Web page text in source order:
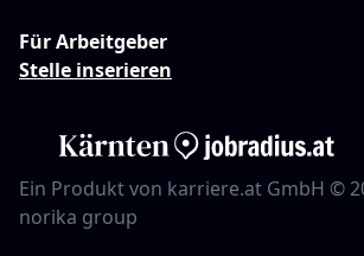
Für Arbeitgeber
Stelle inserieren
Ein Produkt von karriere.at GmbH ©
norika group